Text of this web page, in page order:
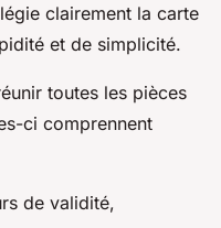
clairement la carte
et de simplicité.
toutes les pièces
ci comprennent
de validité,